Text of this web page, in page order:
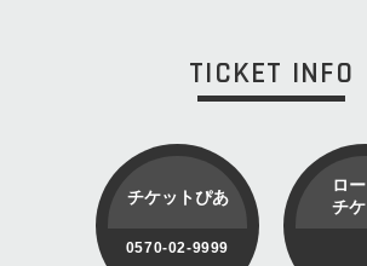
TICKET INFO
チケットぴあ
0570-02-9999
ロ
チ